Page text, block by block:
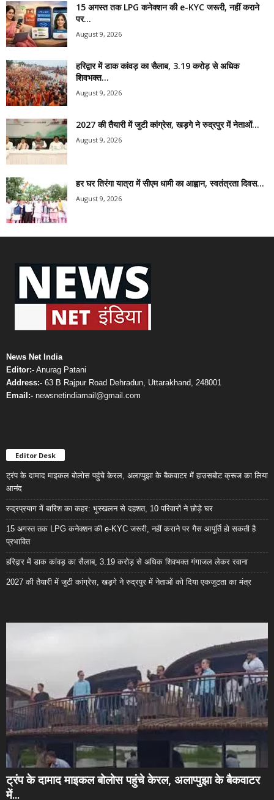
15 अगस्त तक LPG कनेक्शन की e-KYC जरूरी, नहीं कराने
पर...
August 9, 2026
हरिद्वार में डाक कांवड़ का सैलाब, 3.19 करोड़ से अधिक
शिवभक्त...
August 9, 2026
2027 की तैयारी में जुटी कांग्रेस, खड़गे ने रुद्रपुर में नेताओं...
August 9, 2026
हर घर तिरंगा यात्रा में सीएम धामी का आह्वान, स्वतंत्रता दिवस...
August 9, 2026
News Net India
Editor:- Anurag Patani
Address:- 63 B Rajpur Road Dehradun, Uttarakhand, 248001
Email:- newsnetindiamail@gmail.com
Editor Desk
ट्रंप के दामाद माइकल बोलोस पहुंचे केरल, अलाप्पुझा के बैकवाटर में हाउसबोट क्रूज का लिया
आनंद
रुद्रप्रयाग में बारिश का कहर: भूस्खलन से दहशत, 10 परिवारों ने छोड़े घर
15 अगस्त तक LPG कनेक्शन की e-KYC जरूरी, नहीं कराने पर गैस आपूर्ति हो सकती है
प्रभावित
हरिद्वार में डाक कांवड़ का सैलाब, 3.19 करोड़ से अधिक शिवभक्त गंगाजल लेकर रवाना
2027 की तैयारी में जुटी कांग्रेस, खड़गे ने रुद्रपुर में नेताओं को दिया एकजुटता का मंत्र
ट्रंप के दामाद माइकल बोलोस पहुंचे केरल, अलाप्पुझा के बैकवाटर
में...